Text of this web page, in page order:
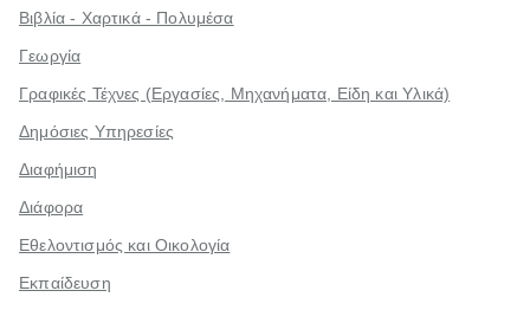
Βιβλία - Χαρτικά - Πολυμέσα
Γεωργία
Γραφικές Τέχνες (Εργασίες, Μηχανήματα, Είδη και Υλικά)
Δημόσιες Υπηρεσίες
Διαφήμιση
Διάφορα
Εθελοντισμός και Οικολογία
Εκπαίδευση